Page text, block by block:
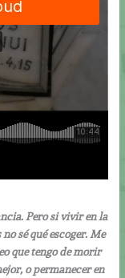
Pero si vivir en la
sé qué escoger. Me
que tengo de morir
o permanecer en